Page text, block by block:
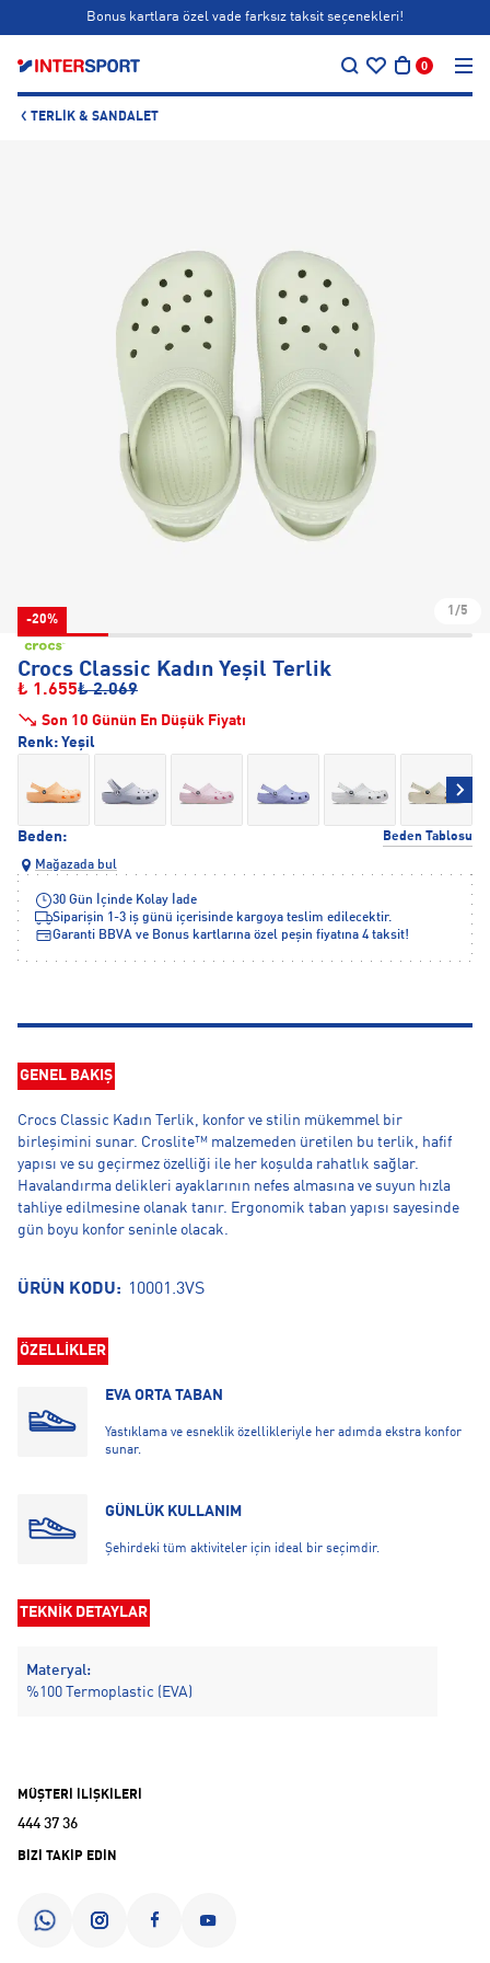
Siparişin 1-3 iş günü içerisinde kargoya teslim edilecektir.
Bonus kartlara özel vade farksız taksit seçenekleri!
Siparişin 1-3 iş günü içerisinde kargoya teslim edilecektir.
0
TERLIK & SANDALET
-20%
1/5
Crocs Classic Kadın Yeşil Terlik
₺ 1.655₺ 2.069
Son 10 Günün En Düşük Fiyatı
Beden: Beden Tablosu
Renk: Yeşil
Mağazada bul
30 Gün İçinde Kolay İade
Siparişin 1-3 iş günü içerisinde kargoya teslim edilecektir.
Garanti BBVA ve Bonus kartlarına özel peşin fiyatına 4 taksit!
GENEL BAKIŞ
Crocs Classic Kadın Terlik, konfor ve stilin mükemmel bir
birleşimini sunar. Croslite™ malzemeden üretilen bu terlik, hafif
yapısı ve su geçirmez özelliği ile her koşulda rahatlık sağlar.
Havalandırma delikleri ayaklarının nefes almasına ve suyun hızla
tahliye edilmesine olanak tanır. Ergonomik taban yapısı sayesinde
gün boyu konfor seninle olacak.
ÜRÜN KODU: 10001.3VS
ÖZELLİKLER
EVA ORTA TABAN
Yastıklama ve esneklik özellikleriyle her adımda ekstra konfor
sunar.
GÜNLÜK KULLANIM
Şehirdeki tüm aktiviteler için ideal bir seçimdir.
TEKNİK DETAYLAR
Materyal:
%100 Termoplastic (EVA)
MÜŞTERİ İLİŞKİLERİ
444 37 36
BİZİ TAKİP EDİN